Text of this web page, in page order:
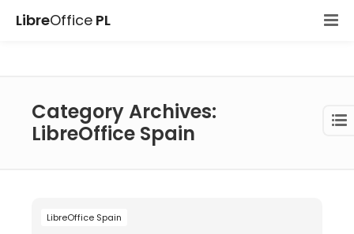
LibreOffice PL
Category Archives:
LibreOffice Spain
LibreOffice Spain